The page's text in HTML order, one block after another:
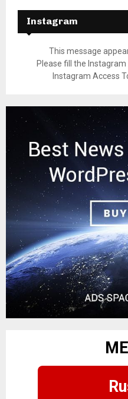
Instagram
This message
Please fill the
Instagram Access